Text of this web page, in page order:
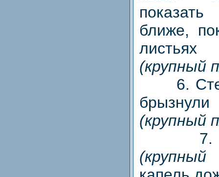
ближе,
(крупный
6.
(крупный
7.